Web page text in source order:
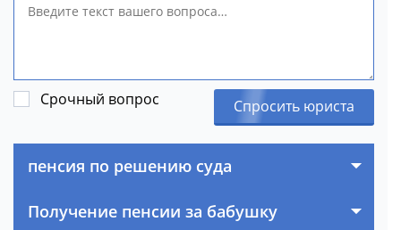
Срочный вопрос Спросить юриста
пенсия по решению суда
Получение пенсии за бабушку